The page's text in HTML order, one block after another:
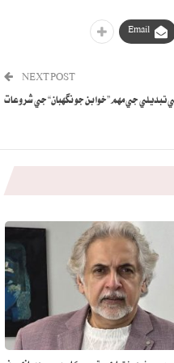
Email
NEXT POST
تبديلي جي مهم ”خوابن جو نگهبان“ جي شروعات